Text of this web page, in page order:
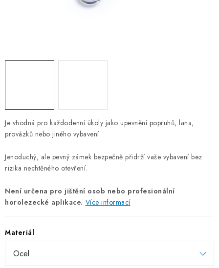
NOUZOVÉ ČLÁNKY
ZÁVLAČKY
TEXTILNÍ LANA
ZÁVĚSNÉ ŘETĚZY PRO KVĚTINÁČE
Úvod
Je vhodná pro každodenní úkoly jako upevnění popruhů, lana,
provázků nebo jiného vybavení.
Jenoduchý, ale pevný zámek bezpečně přidrží vaše vybavení bez
rizika nechtěného otevření.
Není určena pro jištění osob nebo profesionální
horolezecké aplikace. Více informací
Materiál